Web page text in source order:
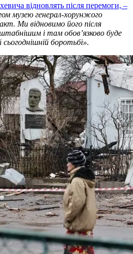
відновлять після перемоги, –
музею генерал-хорунжого
Ми відновимо його після
і там обовʼязково буде
боротьбі».